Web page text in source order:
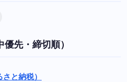
先・締切順）
と納税）